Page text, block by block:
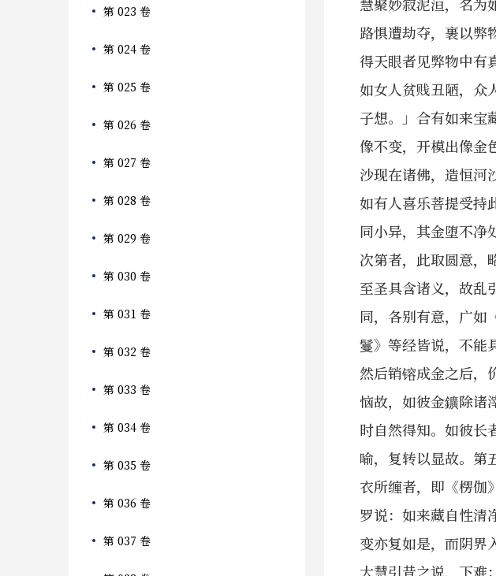
第 023 卷
第 024 卷
第 025 卷
第 026 卷
第 027 卷
第 028 卷
第 029 卷
第 030 卷
第 031 卷
第 032 卷
第 033 卷
第 034 卷
第 035 卷
第 036 卷
第 037 卷